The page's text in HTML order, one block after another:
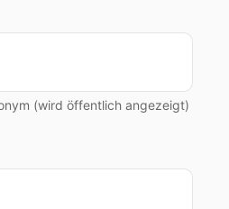
(wird öffentlich angezeigt)